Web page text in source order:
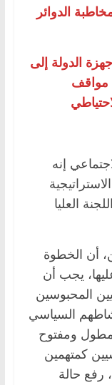
الدوائر
الدولة إلى
مواقف
إنه
العليا
أن الخطوة
يجب أن
المحبوسين
السياسي
ومفتوح
كمتهمين
رفع حالة